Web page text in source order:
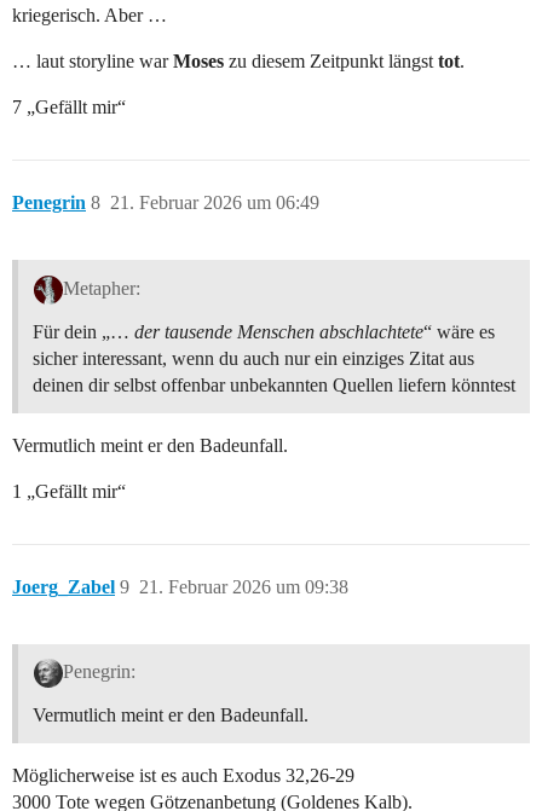
kriegerisch. Aber …
… laut storyline warMoses zu diesem Zeitpunkt längst tot.
7 „Gefällt mir“
Penegrin 21. Februar 2026 um 06:49
8
Metapher:
Für dein „… der tausende Menschen abschlachtete“ wäre es
sicher interessant, wenn du auch nur ein einziges Zitat aus
deinen dir selbst offenbar unbekannten Quellen liefern könntest
Vermutlich meint er den Badeunfall.
1 „Gefällt mir“
Joerg_Zabel 21. Februar 2026 um 09:38
9
Penegrin:
Vermutlich meint er den Badeunfall.
Möglicherweise ist es auch Exodus 32,26-29
3000 Tote wegen Götzenanbetung (Goldenes Kalb).